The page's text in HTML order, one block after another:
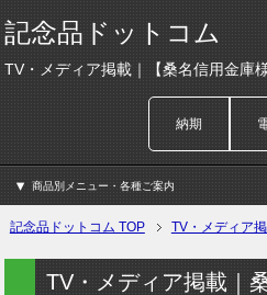
記念品ドットコム
TV・メディア掲載｜【桑名信用金庫様
納期
商品別メニュー・各種ご案内
記念品ドットコム TOP TV・メディア
TV・メディア掲載｜